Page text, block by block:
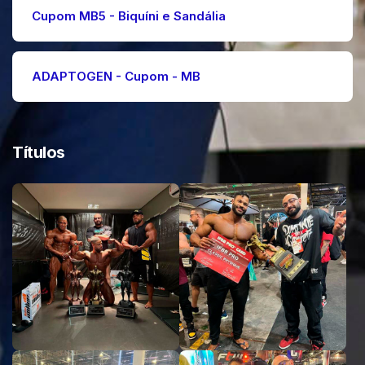
Cupom MB5 - Biquíni e Sandália
ADAPTOGEN - Cupom - MB
Títulos